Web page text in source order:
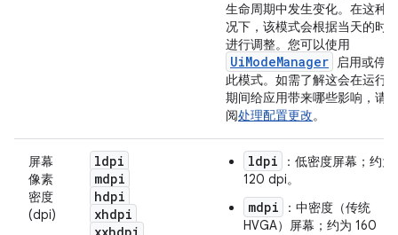
生命周期中发生变化。在这种
况下，该模式会根据当天的时
进行调整。您可以使用
UiModeManager
启用或停用
此模式。如需了解这会在运行
期间给应用带来哪些影响，请
阅处理配置更改。
屏幕
像素
密度
(dpi)
ldpi
mdpi
hdpi
xhdpi
ldpi
：低密度屏幕；约为
120 dpi。
mdpi
：中密度（传统
HVGA）屏幕；约为 160